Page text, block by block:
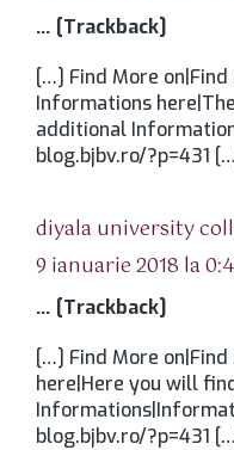
… [Trackback]
[…] Find More on|Find
Informations
additional
blog.bjbv.ro/?p=431
diyala university
9 ianuarie 2018 la
… [Trackback]
[…] Find More
here|Here you will
blog.bjbv.ro/?p=431